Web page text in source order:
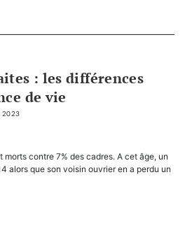
: les différences
de vie
2023
morts contre 7% des cadres. A cet âge, un
alors que son voisin ouvrier en a perdu un